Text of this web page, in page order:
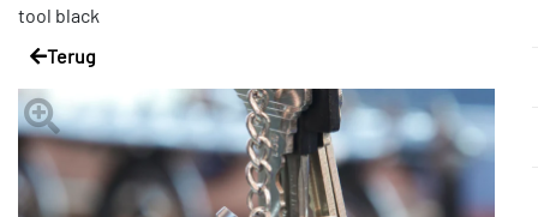
tool black
Terug